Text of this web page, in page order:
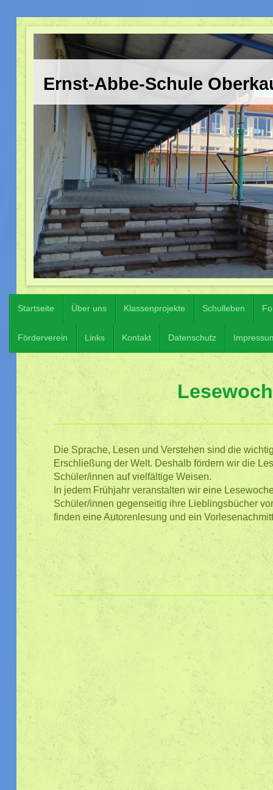
Ernst-Abbe-Schule
Startseite Über uns Klassenprojekte Schulleben
Förderverein Links Kontakt Datenschutz
Die Sprache, Lesen und Verstehen sind die
Erschließung der Welt. Deshalb fördern wir die
Schüler/innen auf vielfältige Weisen.
In jedem Frühjahr veranstalten wir eine
Schüler/innen gegenseitig ihre Lieblingsbücher
finden eine Autorenlesung und ein